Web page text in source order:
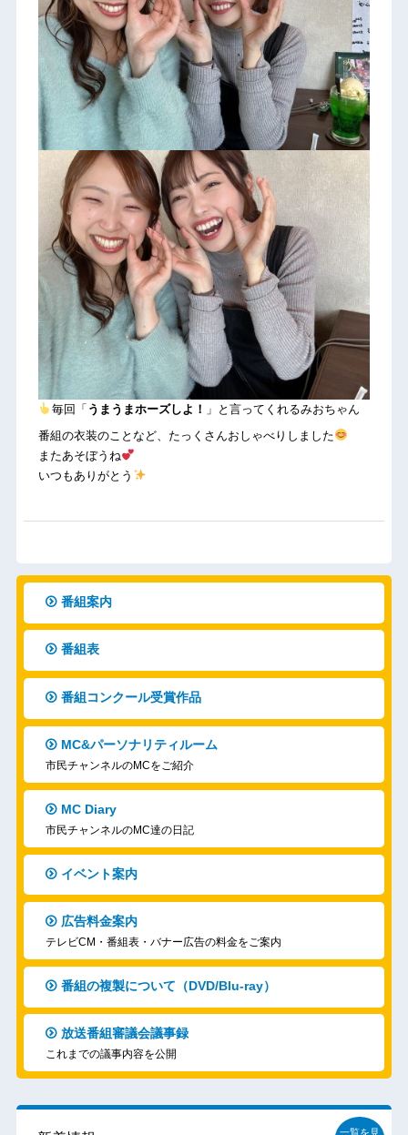
毎回「 うまうまホーズしよ！ 」と言ってくれるみおちゃん
番組の衣装のことなど、たっくさんおしゃべりしました
またあそぼうね
いつもありがとう
番組案内
番組表
番組コンクール受賞作品
MC&パーソナリティルーム
市民チャンネルのMCをご紹介
MC Diary
市民チャンネルのMC達の日記
イベント案内
広告料金案内
テレビCM・番組表・バナー広告の料金をご案内
番組の複製について（DVD/Blu-ray）
放送番組審議会議事録
これまでの議事内容を公開
一覧を見